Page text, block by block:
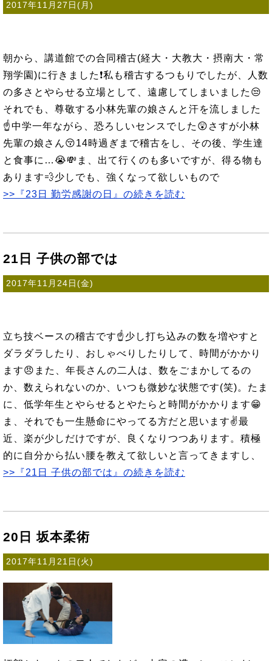
2017年11月27日(月)
朝から、講道館での合同稽古(経大・大教大・摂南大・常
翔学園)に行きました❗私も稽古するつもりでしたが、人数
の多さとやらせる立場として、遠慮してしまいました😒
それでも、尊敬する小林先輩の娘さんと汗を流しました
☝中学一年ながら、恐ろしいセンスでした😲さすが小林
先輩の娘さん😚14時過ぎまで稽古をし、その後、学生達
と食事に…😭💸ま、出て行くのも多いですが、得る物も
あります💨少しでも、強くなって欲しいもので
>>『23日 勤労感謝の日』の続きを読む
21日 子供の部では
2017年11月24日(金)
立ち技ベースの稽古です☝少し打ち込みの数を増やすと
ダラダラしたり、おしゃべりしたりして、時間がかかり
ます😠また、年長さんの二人は、数をごまかしてるの
か、数えられないのか、いつも微妙な状態です(笑)。たま
に、低学年生とやらせるとやたらと時間がかかります😁
ま、それでも一生懸命にやってる方だと思います✌最
近、楽が少しだけですが、良くなりつつあります。積極
的に自分から払い腰を教えて欲しいと言ってきますし、
>>『21日 子供の部では』の続きを読む
20日 坂本柔術
2017年11月21日(火)